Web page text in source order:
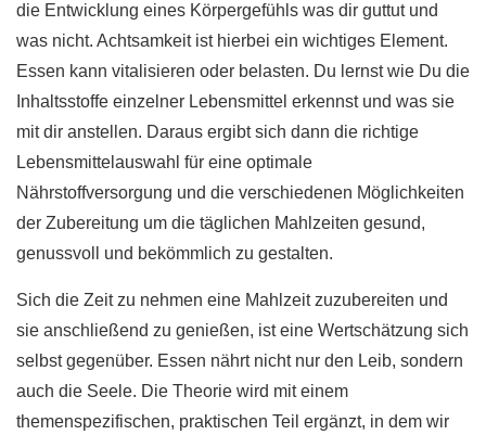
die Entwicklung eines Körpergefühls was dir guttut und
was nicht. Achtsamkeit ist hierbei ein wichtiges Element.
Essen kann vitalisieren oder belasten. Du lernst wie Du die
Inhaltsstoffe einzelner Lebensmittel erkennst und was sie
mit dir anstellen. Daraus ergibt sich dann die richtige
Lebensmittelauswahl für eine optimale
Nährstoffversorgung und die verschiedenen Möglichkeiten
der Zubereitung um die täglichen Mahlzeiten gesund,
genussvoll und bekömmlich zu gestalten.
Sich die Zeit zu nehmen eine Mahlzeit zuzubereiten und
sie anschließend zu genießen, ist eine Wertschätzung sich
selbst gegenüber. Essen nährt nicht nur den Leib, sondern
auch die Seele. Die Theorie wird mit einem
themenspezifischen, praktischen Teil ergänzt, in dem wir